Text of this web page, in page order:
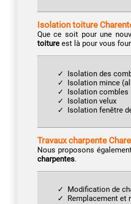
Isolation toiture
Que ce soit pour une
toitureest là pour vous
Isolation des
Isolation mince
Isolation combles
Isolation velux
Isolation fenêtre
Travaux charpente
Nous proposons
charpentes.
Modification de
Remplacement